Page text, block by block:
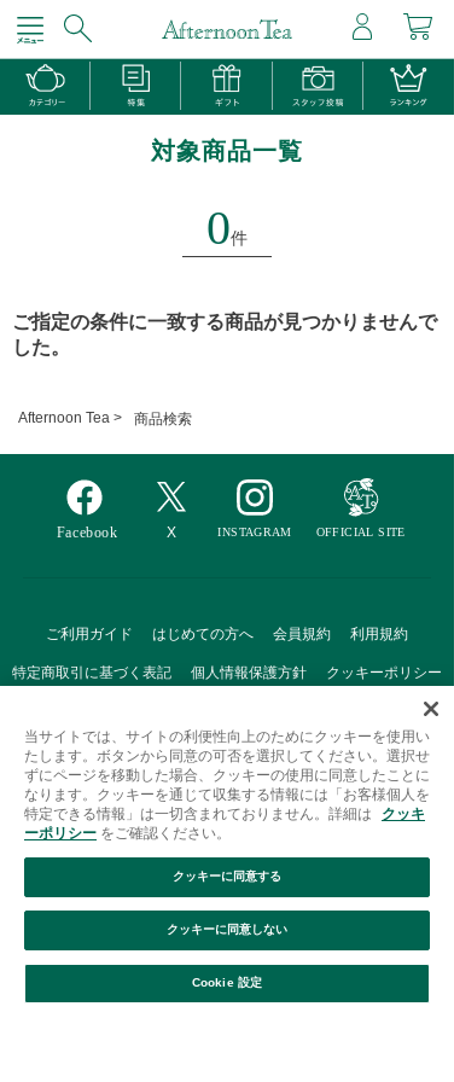
対象商品一覧
0件
絞り込み 並び替え
ご指定の条件に一致する商品が見つかりませんで
した。
Afternoon Tea > 商品検索
ご利用ガイド はじめての方へ 会員規約 利用規約
特定商取引に基づく表記 個人情報保護方針 クッキーポリシー
Afternoon Tea(アフタヌーンティー)公式オンラインストアで
は、
キッチン・ダイニングなどの生活雑貨、紅茶・焼き菓子など、
毎日新商品をご用意しています。
当サイトでは、サイトの利便性向上のためにクッキーを使用い
たします。ボタンから同意の可否を選択してください。選択せ
ずにページを移動した場合、クッキーの使用に同意したことに
なります。クッキーを通じて収集する情報には「お客様個人を
特定できる情報」は一切含まれておりません。詳細は
クッキ
ーポリシー をご確認ください。
Cookie 設定
クッキーに同意しない
クッキーに同意する